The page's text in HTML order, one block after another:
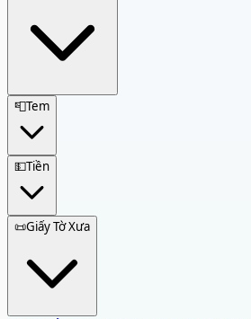
📮Tem
💵Tiền
📜Giấy Tờ Xưa